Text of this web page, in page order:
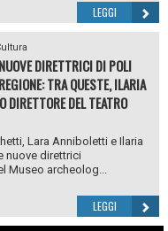
LEGGI
DIRETTRICI DI POLI
TRA QUESTE, ILARIA
DIRETTORE DEL TEATRO
Lara Anniboletti e Ilaria
nuove direttrici
Museo archeolog...
LEGGI